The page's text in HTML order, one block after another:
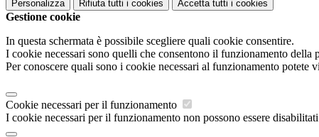
Personalizza Rifiuta tutti i cookies Accetta tutti i cookies
Gestione cookie
In questa schermata è possibile scegliere quali cookie consentire.
I cookie necessari sono quelli che consentono il funzionamento della
Per conoscere quali sono i cookie necessari al funzionamento potete
Cookie necessari per il funzionamento
I cookie necessari per il funzionamento non possono essere